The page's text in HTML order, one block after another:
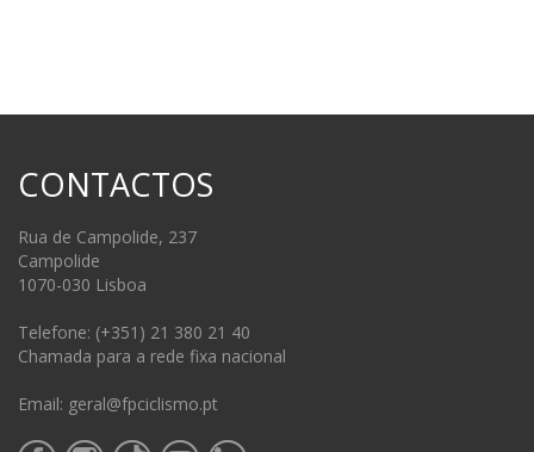
CONTACTOS
Rua de Campolide, 237
Campolide
1070-030 Lisboa
Telefone: (+351) 21 380 21 40
Chamada para a rede fixa nacional
Email: geral@fpciclismo.pt